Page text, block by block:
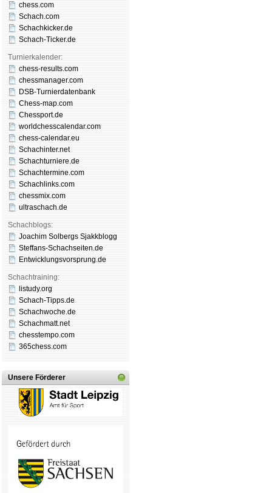
chess.com
Schach.com
Schachkicker.de
Schach-Ticker.de
Turnierkalender:
chess-results.com
chessmanager.com
DSB-Turnierdatenbank
Chess-map.com
Chessport.de
worldchesscalendar.com
chess-calendar.eu
Schachinter.net
Schachturniere.de
Schachtermine.com
Schachlinks.com
chessmix.com
ultraschach.de
Schachblogs:
Joachim Solbergs Sjakkblogg
Steffans-Schachseiten.de
Entwicklungsvorsprung.de
Schachtraining:
listudy.org
Schach-Tipps.de
Schachwoche.de
Schachmatt.net
chesstempo.com
365chess.com
Unsere Förderer